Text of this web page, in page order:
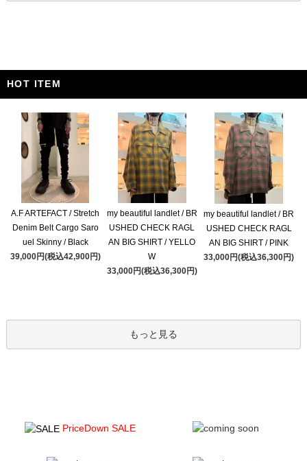
HOT ITEM
A.F ARTEFACT / Stretch
Denim Belt Cargo Saro
uel Skinny / Black
39,000円(税込42,900円)
my beautiful landlet / BR
USHED CHECK RAGL
AN BIG SHIRT / YELLO
W
33,000円(税込36,300円)
my beautiful landlet / BR
USHED CHECK RAGL
AN BIG SHIRT / PINK
33,000円(税込36,300円)
もっと見る
PriceDown SALE